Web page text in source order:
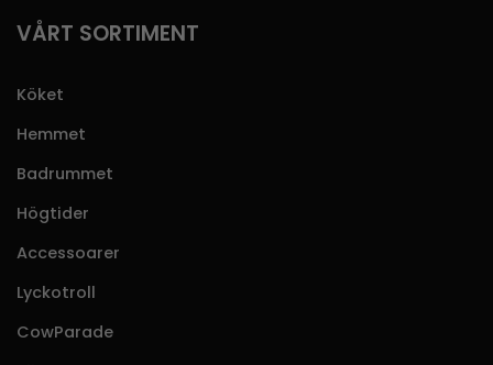
VÅRT SORTIMENT
Köket
Hemmet
Badrummet
Högtider
Accessoarer
Lyckotroll
CowParade